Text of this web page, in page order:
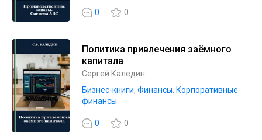
0 0
Политика привлечения заёмного
капитала
Сергей Каледин
Бизнес-книги, Финансы, Корпоративные
финансы
0 0